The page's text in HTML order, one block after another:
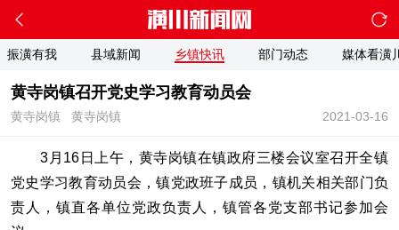
振潢有我 县域新闻 乡镇快讯 部门动态 媒体看潢
黄寺岗镇召开党史学习教育动员会
2021-03-16
黄寺岗镇 黄寺岗镇
3月16日上午，黄寺岗镇在镇政府三楼会议室召开全镇
党史学习教育动员会，镇党政班子成员，镇机关相关部门负
责人，镇直各单位党政负责人，镇管各党支部书记参加会